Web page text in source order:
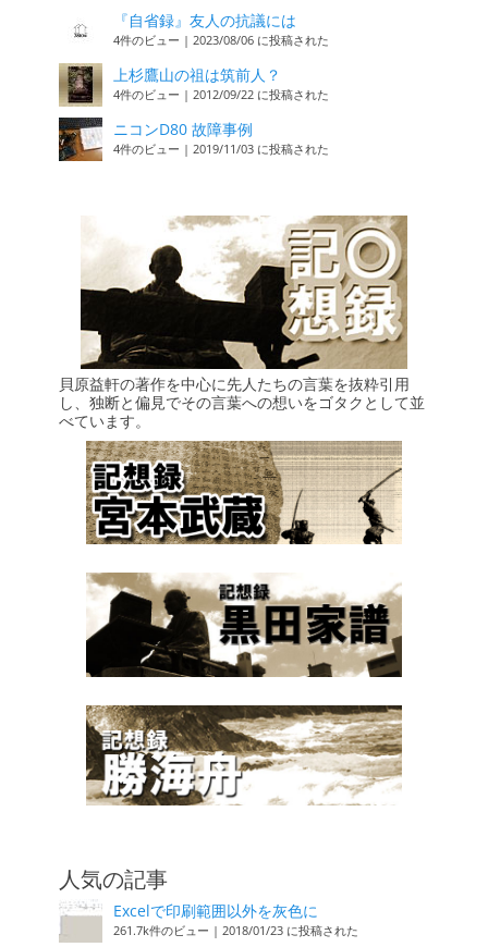
『自省録』友人の抗議には
4件のビュー | 2023/08/06 に投稿された
上杉鷹山の祖は筑前人？
4件のビュー | 2012/09/22 に投稿された
ニコンD80 故障事例
4件のビュー | 2019/11/03 に投稿された
貝原益軒の著作を中心に先人たちの言葉を抜粋引用
し、独断と偏見でその言葉への想いをゴタクとして並
べています。
人気の記事
Excelで印刷範囲以外を灰色に
261.7k件のビュー | 2018/01/23 に投稿された